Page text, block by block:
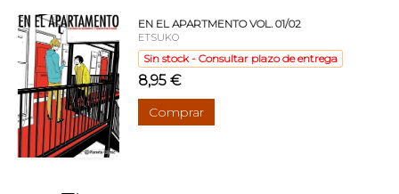
EN EL APARTMENTO VOL. 01/02
ETSUKO
Sin stock - Consultar plazo de entrega
8,95 €
Comprar